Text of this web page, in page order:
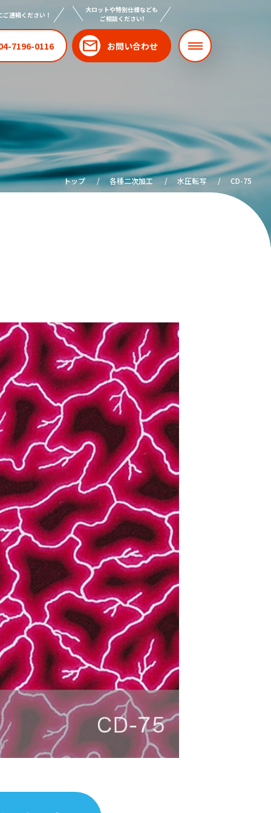
ご連絡ください！
7196-0116
大ロットや特別仕様なども
ご相談ください!
お問い合わせ
トップ 各種二次加工 水圧転写 CD-75